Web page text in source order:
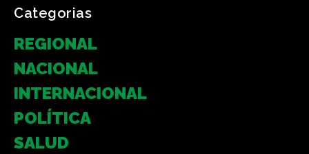
Categorias
REGIONAL
NACIONAL
INTERNACIONAL
POLÍTICA
SALUD